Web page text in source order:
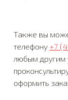
Также вы
телефону +7
любым
оформить